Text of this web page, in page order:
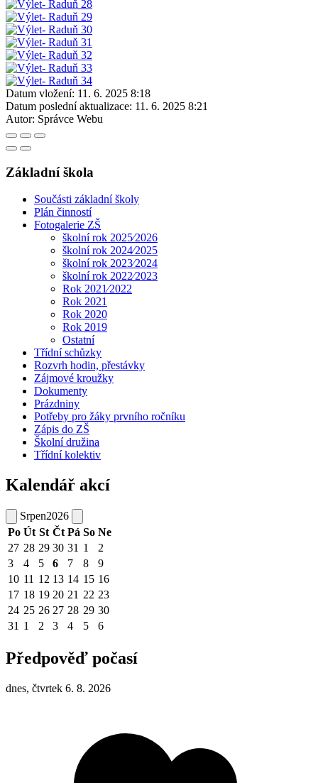
Datum vložení: 11. 6. 2025 8:18
Datum poslední aktualizace: 11. 6. 2025 8:21
Autor: Správce Webu
Základní škola
Součásti základní školy
Plán činností
Fotogalerie ZŠ
školní rok 2025⁄2026
školní rok 2024⁄2025
školní rok 2023⁄2024
školní rok 2022⁄2023
Rok 2021⁄2022
Rok 2021
Rok 2020
Rok 2019
Ostatní
Třídní schůzky
Rozvrh hodin, přestávky
Zájmové kroužky
Dokumenty
Prázdniny
Potřeby pro žáky prvního ročníku
Zápis do ZŠ
Školní družina
Třídní kolektiv
Kalendář akcí
Srpen2026
Po Út St Čt Pá So Ne
27 28 29 30 31 1
2
3
4 5 6 7 8
9
10 11 12 13 14 15 16
17 18 19 20 21 22 23
24 25 26 27 28 29 30
31 1 2 3 4 5 6
Předpověď počasí
dnes, čtvrtek 6. 8. 2026